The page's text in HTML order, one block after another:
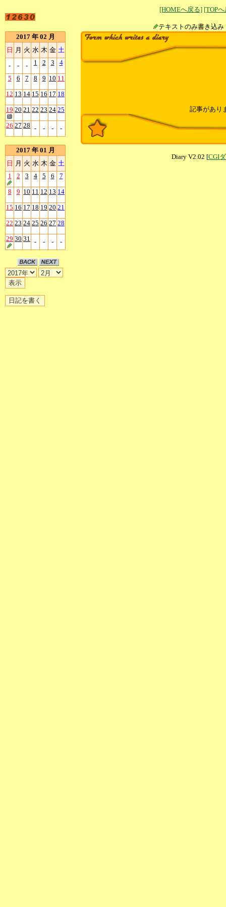
[HOMEへ戻る] [TOP
テキストのみ書
2017 年 02 月
日 月 火 水 木 金 土
- - - 1 2 3 4
5 6 7 8 9 10 11
12 13 14 15 16 17 18
19 20 21 22 23 24 25
26 27 28 - - - -
2017 年 01 月
日 月 火 水 木 金 土
1
2 3 4 5 6 7
8 9 10 11 12 13 14
15 16 17 18 19 20 21
22 23 24 25 26 27 28
29 30 31 - - - -
記事があり
Diary V2.02 [CGI